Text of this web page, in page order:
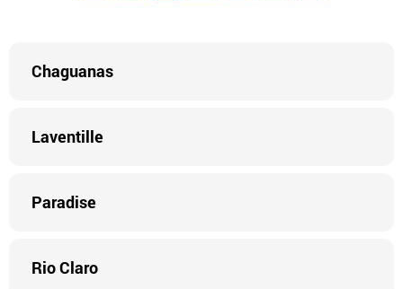
Chaguanas
Laventille
Paradise
Rio Claro